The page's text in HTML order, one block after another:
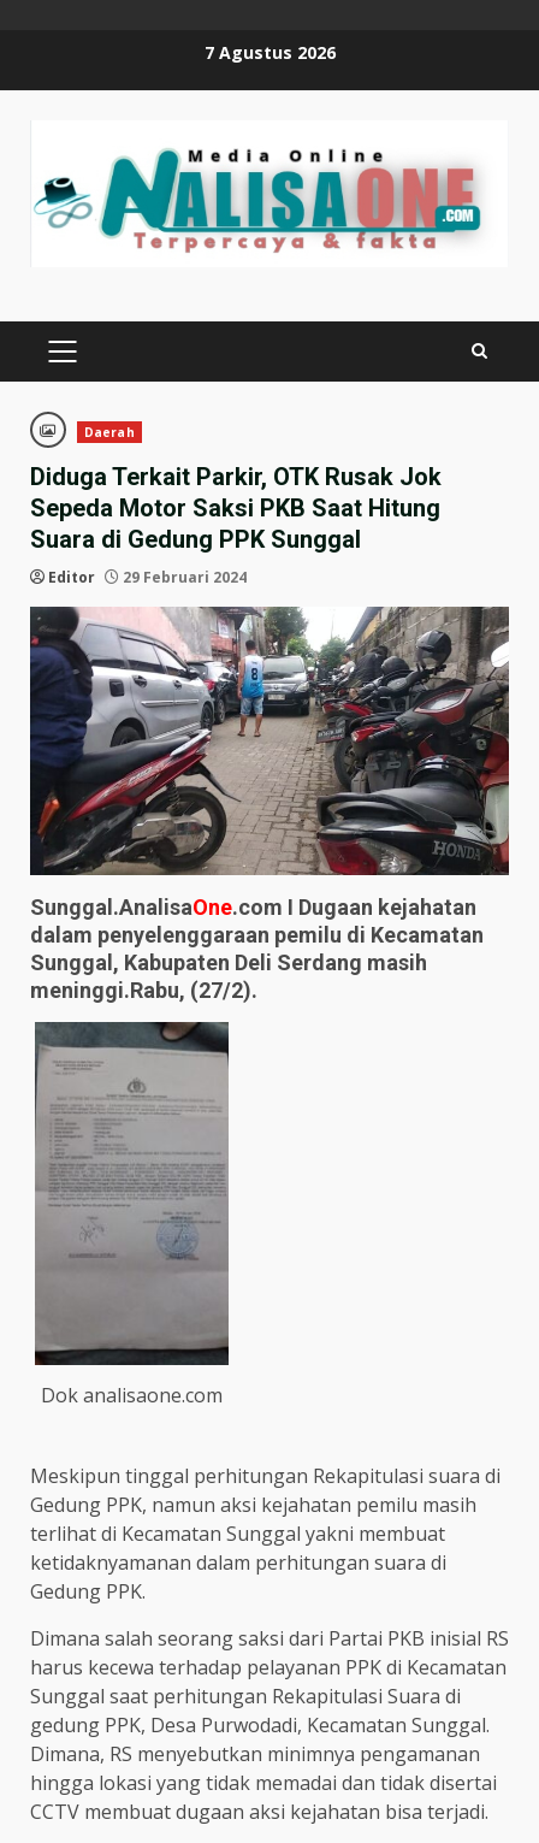
7 Agustus 2026
PRIMARY
Daerah
Diduga Terkait Parkir, OTK Rusak Jok
Sepeda Motor Saksi PKB Saat Hitung
Suara di Gedung PPK Sunggal
Editor 29 Februari 2024
Sunggal.AnalisaOne.com I Dugaan kejahatan
dalam penyelenggaraan pemilu di Kecamatan
Sunggal, Kabupaten Deli Serdang masih
meninggi.Rabu, (27/2).
Dok analisaone.com
Meskipun tinggal perhitungan Rekapitulasi suara di
Gedung PPK, namun aksi kejahatan pemilu masih
terlihat di Kecamatan Sunggal yakni membuat
ketidaknyamanan dalam perhitungan suara di
Gedung PPK.
Dimana salah seorang saksi dari Partai PKB inisial RS
harus kecewa terhadap pelayanan PPK di Kecamatan
Sunggal saat perhitungan Rekapitulasi Suara di
gedung PPK, Desa Purwodadi, Kecamatan Sunggal.
Dimana, RS menyebutkan minimnya pengamanan
hingga lokasi yang tidak memadai dan tidak disertai
CCTV membuat dugaan aksi kejahatan bisa terjadi.